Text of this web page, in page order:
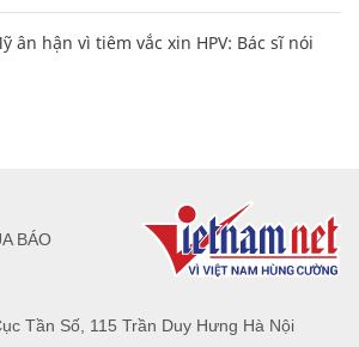
ân hận vì tiêm vắc xin HPV: Bác sĩ nói
Tần Số, 115 Trần Duy Hưng Hà Nội
BÁO